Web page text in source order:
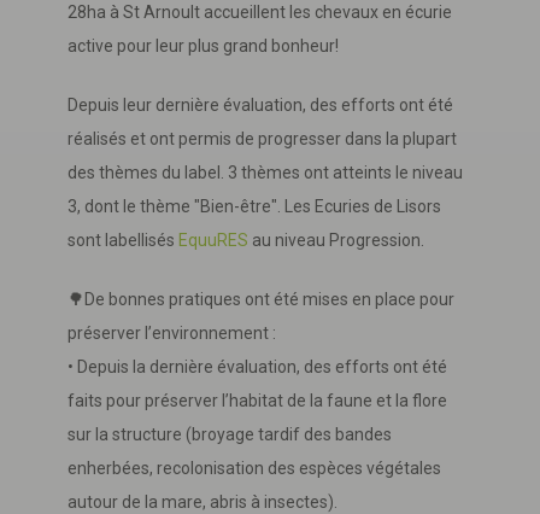
28ha à St Arnoult accueillent les chevaux en écurie
active pour leur plus grand bonheur!
Depuis leur dernière évaluation, des efforts ont été
réalisés et ont permis de progresser dans la plupart
des thèmes du label. 3 thèmes ont atteints le niveau
3, dont le thème "Bien-être". Les Ecuries de Lisors
sont labellisés EquuRES au niveau Progression.
🌳De bonnes pratiques ont été mises en place pour
préserver l’environnement :
• Depuis la dernière évaluation, des efforts ont été
faits pour préserver l’habitat de la faune et la flore
sur la structure (broyage tardif des bandes
enherbées, recolonisation des espèces végétales
autour de la mare, abris à insectes).